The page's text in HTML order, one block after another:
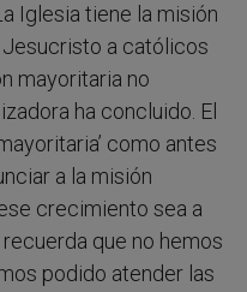
Iglesia tiene la misión
a católicos
mayoritaria no
ha concluido. El
como antes
a la misión
crecimiento sea a
que no hemos
podido atender las